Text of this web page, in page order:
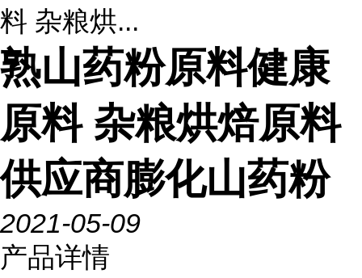
料 杂粮烘...
熟山药粉原料健康
原料 杂粮烘焙原料
供应商膨化山药粉
2021-05-09
产品详情